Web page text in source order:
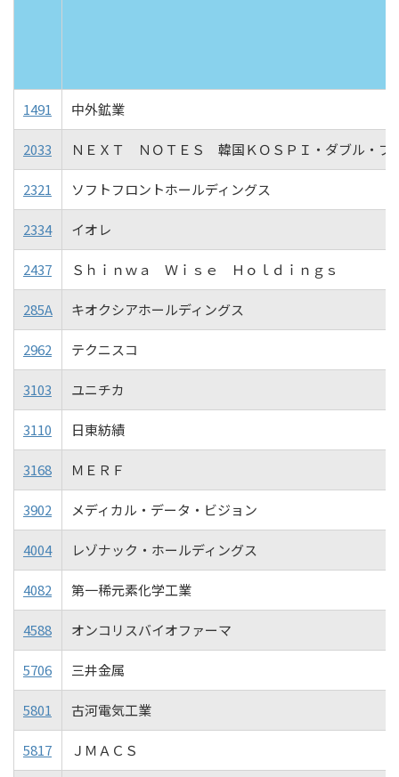
1491 中外鉱業
2033 ＮＥＸＴ ＮＯＴＥＳ 韓国ＫＯＳＰＩ・ダブル・
2321 ソフトフロントホールディングス
2334 イオレ
2437 Ｓｈｉｎｗａ Ｗｉｓｅ Ｈｏｌｄｉｎｇｓ
285A キオクシアホールディングス
2962 テクニスコ
3103 ユニチカ
3110 日東紡績
3168 ＭＥＲＦ
3902 メディカル・データ・ビジョン
4004 レゾナック・ホールディングス
4082 第一稀元素化学工業
4588 オンコリスバイオファーマ
5706 三井金属
5801 古河電気工業
5817 ＪＭＡＣＳ